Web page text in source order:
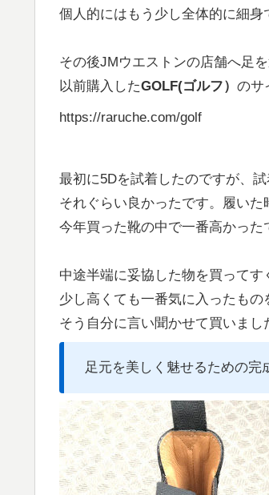
個人的にはもう少し全体的に細身
その後JMウエストンの店舗へ足を
以前購入したGOLF(ゴルフ） のサ
https://raruche.com/golf
最初に5Dを試着したのですが、
それぐらい良かったです。履いた
今年買った靴の中で一番高かった
中途半端に妥協した物を買ってす
少し高くても一番気に入ったもの
そう自分に言い聞かせて買いまし
足元を美しく魅せるための完